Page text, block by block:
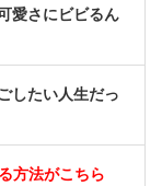
愛さにビビるん
したい人生だっ
方法がこちら